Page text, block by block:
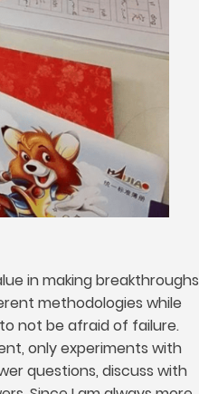
in making breakthroughs
methodologies while
not be afraid of failure.
, only experiments with
questions, discuss with